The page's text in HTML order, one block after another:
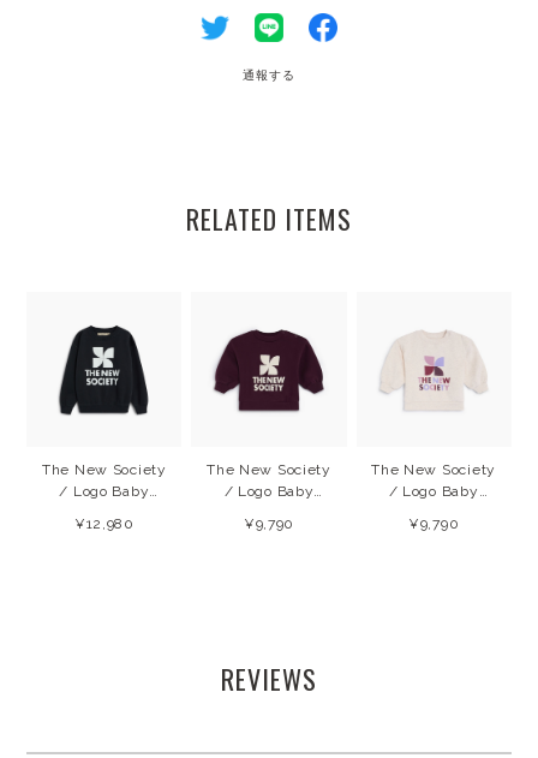
通報する
RELATED ITEMS
The New Society
/ Logo Baby
(Forged IronW)
¥12,980
The New Society
/ Logo Baby
(Winetasting)
¥9,790
The New Society
/ Logo Baby
(Whisper White
¥9,790
REVIEWS